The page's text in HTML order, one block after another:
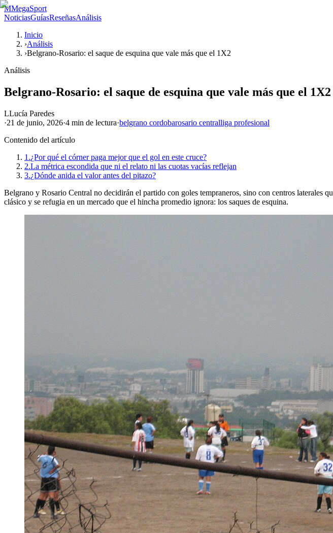
MMegaSport
NoticiasGuíasReseñasAnálisis
Inicio
›Análisis
›Belgrano-Rosario: el saque de esquina que vale más que el 1X2
Análisis
Belgrano-Rosario: el saque de esquina que vale más que el 1X2
LLucía Paredes
·21 de junio, 2026·4 min de lectura·belgrano cordobarosario centralliga profesional
Contenido del artículo
1.¿Por qué el córner paga mejor que el gol en este cruce?
2.La métrica escondida que ni el relato ni las cuotas vacías reflejan
3.¿Dónde anida el valor antes del pitazo?
Belgrano y Rosario Central no decidirán el partido con goles tempraneros, sino con centros laterales
clásico y se refugia en un mercado que el hincha promedio ignora: los saques de esquina.